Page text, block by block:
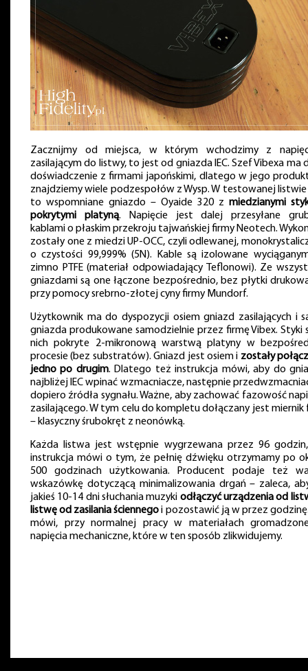
Zacznijmy od miejsca, w którym wchodzimy z
zasilającym do listwy, to jest od gniazda IEC. Szef Vibexa ma
doświadczenie z firmami japońskimi, dlatego w jego
znajdziemy wiele podzespołów z Wysp. W testowanej
to wspomniane gniazdo – Oyaide 320 z miedzianymi
pokrytymi platyną. Napięcie jest dalej przesyłane
kablami o płaskim przekroju tajwańskiej firmy Neotech.
zostały one z miedzi UP-OCC, czyli odlewanej,
o czystości 99,999% (5N). Kable są izolowane
zimno PTFE (materiał odpowiadający Teflonowi). Ze
gniazdami są one łączone bezpośrednio, bez płytki
przy pomocy srebrno-złotej cyny firmy Mundorf.
Użytkownik ma do dyspozycji osiem gniazd zasilających i
gniazda produkowane samodzielnie przez firmę Vibex. Styki
nich pokryte 2-mikronową warstwą platyny w
procesie (bez substratów). Gniazd jest osiem i zostały
jedno po drugim. Dlatego też instrukcja mówi, aby do
najbliżej IEC wpinać wzmacniacze, następnie
dopiero źródła sygnału. Ważne, aby zachować fazowość
zasilającego. W tym celu do kompletu dołączany jest miernik
– klasyczny śrubokręt z neonówką.
Każda listwa jest wstępnie wygrzewana przez 96
instrukcja mówi o tym, że pełnię dźwięku otrzymamy po
500 godzinach użytkowania. Producent podaje też
wskazówkę dotyczącą minimalizowania drgań – zaleca,
jakieś 10-14 dni słuchania muzyki odłączyć urządzenia od
listwę od zasilania ściennegoi pozostawić ją w przez
mówi, przy normalnej pracy w materiałach
napięcia mechaniczne, które w ten sposób zlikwidujemy.